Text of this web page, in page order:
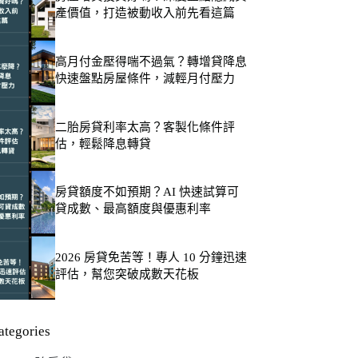
產價值，打造被動收入前先看這篇
高月付金壓得喘不過氣？轉增貸降息
快速盤點房屋條件，減輕月付壓力
二胎房貸利率太高？客製化條件評
估，輕鬆降息轉貸
房貸額度不如預期？AI 快速試算可
貸成數、最高額度與優惠利率
2026 房貸免苦等！專人 10 分鐘迅速
評估，幫您突破成數天花板